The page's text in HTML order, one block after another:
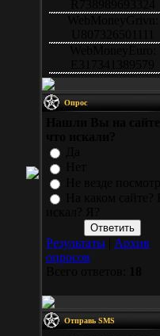
Опрос
Результаты
Архив
опросов
Отправь SMS